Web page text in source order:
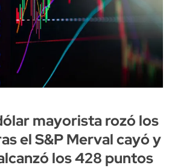
mayorista rozó los
el S&P Merval cayó y
los 428 puntos